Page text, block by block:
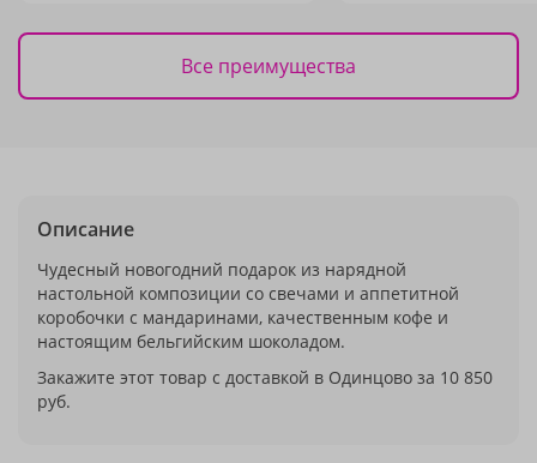
Все преимущества
Описание
Чудесный новогодний подарок из нарядной
настольной композиции со свечами и аппетитной
коробочки с мандаринами, качественным кофе и
настоящим бельгийским шоколадом.
Закажите этот товар с доставкой в Одинцово за 10 850
руб.